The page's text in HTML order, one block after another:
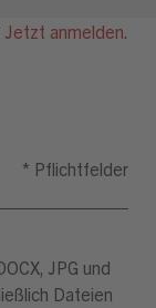
JPG und
Dateien